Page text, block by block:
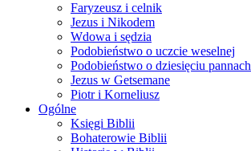
Faryzeusz i celnik
Jezus i Nikodem
Wdowa i sędzia
Podobieństwo o uczcie weselnej
Podobieństwo o dziesięciu pannach
Jezus w Getsemane
Piotr i Korneliusz
Ogólne
Księgi Biblii
Bohaterowie Biblii